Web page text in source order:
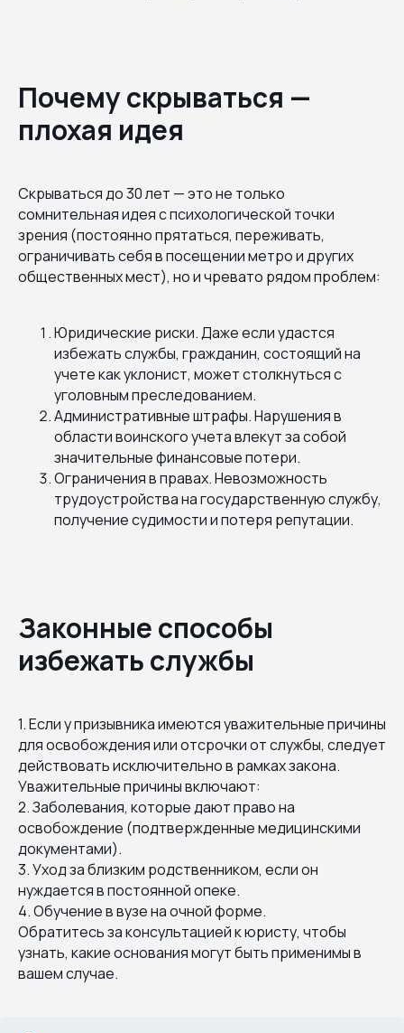
Почему скрываться —
плохая идея
Скрываться до 30 лет — это не только
сомнительная идея с психологической точки
зрения (постоянно прятаться, переживать,
ограничивать себя в посещении метро и других
общественных мест), но и чревато рядом проблем:
Юридические риски. Даже если удастся
избежать службы, гражданин, состоящий на
учете как уклонист, может столкнуться с
уголовным преследованием.
Административные штрафы. Нарушения в
области воинского учета влекут за собой
значительные финансовые потери.
Ограничения в правах. Невозможность
трудоустройства на государственную службу,
получение судимости и потеря репутации.
Законные способы
избежать службы
1. Если у призывника имеются уважительные причины
для освобождения или отсрочки от службы, следует
действовать исключительно в рамках закона.
Уважительные причины включают:
2. Заболевания, которые дают право на
освобождение (подтвержденные медицинскими
документами).
3. Уход за близким родственником, если он
нуждается в постоянной опеке.
4. Обучение в вузе на очной форме.
Обратитесь за консультацией к юристу, чтобы
узнать, какие основания могут быть применимы в
вашем случае.